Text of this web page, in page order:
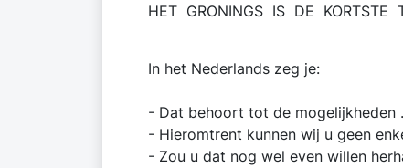
HET GRONINGS IS DE
In het Nederlands
- Dat behoort tot de
- Hieromtrent kunnen wij u geen
- Zou u dat nog wel even willen